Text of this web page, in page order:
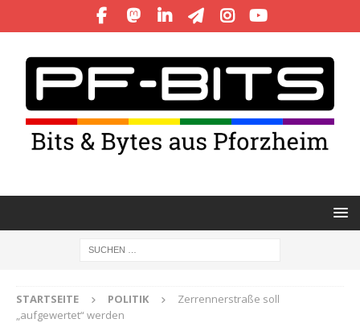
STARTSEITE POLITIK
Zerrennerstraße soll
„aufgewertet“ werden